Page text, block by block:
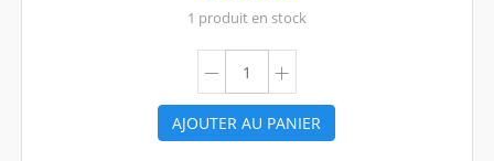
1 produit en stock
AJOUTER AU PANIER